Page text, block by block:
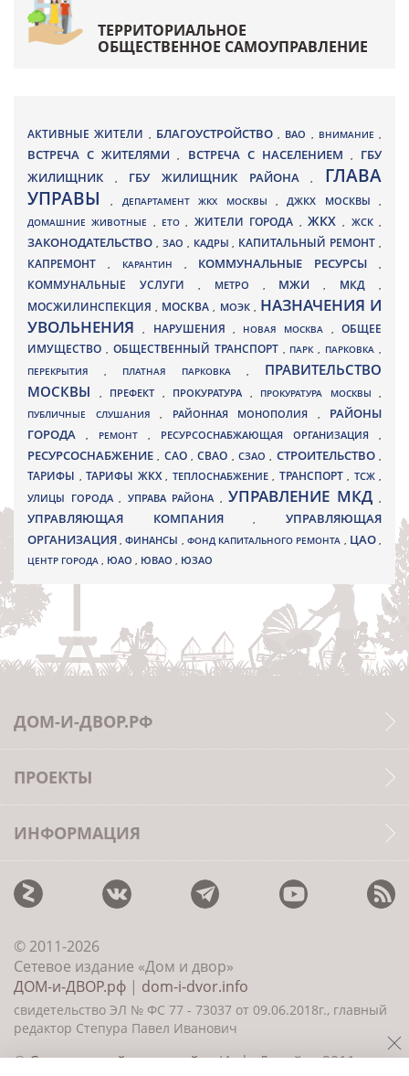
ТЕРРИТОРИАЛЬНОЕ
ОБЩЕСТВЕННОЕ САМОУПРАВЛЕНИЕ
АКТИВНЫЕ ЖИТЕЛИ , БЛАГОУСТРОЙСТВО , ВАО , ВНИМАНИЕ ,
ВСТРЕЧА С ЖИТЕЛЯМИ, ВСТРЕЧА С НАСЕЛЕНИЕМ , ГБУ
ЖИЛИЩНИК
, ГБУ ЖИЛИЩНИК РАЙОНА, ГЛАВА
УПРАВЫ, ДЕПАРТАМЕНТ ЖКХ МОСКВЫ ,ДЖКХ МОСКВЫ ,
ДОМАШНИЕ ЖИВОТНЫЕ , ЕТО, ЖИТЕЛИ ГОРОДА , ЖКХ, ЖСК,
ЗАКОНОДАТЕЛЬСТВО , ЗАО , КАДРЫ, КАПИТАЛЬНЫЙ РЕМОНТ ,
КАПРЕМОНТ , КАРАНТИН , КОММУНАЛЬНЫЕ РЕСУРСЫ,
КОММУНАЛЬНЫЕ УСЛУГИ , МЕТРО , МЖИ, МКД ,
МОСЖИЛИНСПЕКЦИЯ, МОСКВА , МОЭК , НАЗНАЧЕНИЯ И
УВОЛЬНЕНИЯ, НАРУШЕНИЯ , НОВАЯ МОСКВА ,ОБЩЕЕ
ИМУЩЕСТВО , ОБЩЕСТВЕННЫЙ ТРАНСПОРТ , ПАРК, ПАРКОВКА ,
ПЕРЕКРЫТИЯ , ПЛАТНАЯ ПАРКОВКА , ПРАВИТЕЛЬСТВО
МОСКВЫ
, ПРЕФЕКТ , ПРОКУРАТУРА , ПРОКУРАТУРА МОСКВЫ ,
ПУБЛИЧНЫЕ СЛУШАНИЯ , РАЙОННАЯ МОНОПОЛИЯ , РАЙОНЫ
ГОРОДА
, РЕМОНТ , РЕСУРСОСНАБЖАЮЩАЯ ОРГАНИЗАЦИЯ ,
РЕСУРСОСНАБЖЕНИЕ, САО,СВАО ,СЗАО, СТРОИТЕЛЬСТВО,
ТАРИФЫ , ТАРИФЫ ЖКХ , ТЕПЛОСНАБЖЕНИЕ , ТРАНСПОРТ , ТСЖ ,
УЛИЦЫ ГОРОДА , УПРАВА РАЙОНА , УПРАВЛЕНИЕ МКД ,
УПРАВЛЯЮЩАЯ КОМПАНИЯ,УПРАВЛЯЮЩАЯ
ОРГАНИЗАЦИЯ,ФИНАНСЫ , ФОНД КАПИТАЛЬНОГО РЕМОНТА , ЦАО,
ЦЕНТР ГОРОДА , ЮАО , ЮВАО , ЮЗАО
ДОМ-И-ДВОР.РФ
ПРОЕКТЫ
ИНФОРМАЦИЯ
© 2011-2026
Сетевое издание «Дом и двор»
ДОМ-и-ДВОР.рф | dom-i-dvor.info
свидетельство ЭЛ № ФС 77 - 73037 от 09.06.2018г., главный
редактор Степура Павел Иванович
©Создание сайта и дизайн«ИнфоДизайн» 2011—